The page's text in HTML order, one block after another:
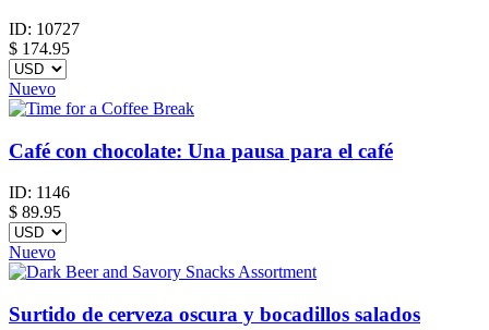
ID: 10727
$ 174.95
Nuevo
Café con chocolate: Una pausa para el café
ID: 1146
$ 89.95
Nuevo
Surtido de cerveza oscura y bocadillos salados